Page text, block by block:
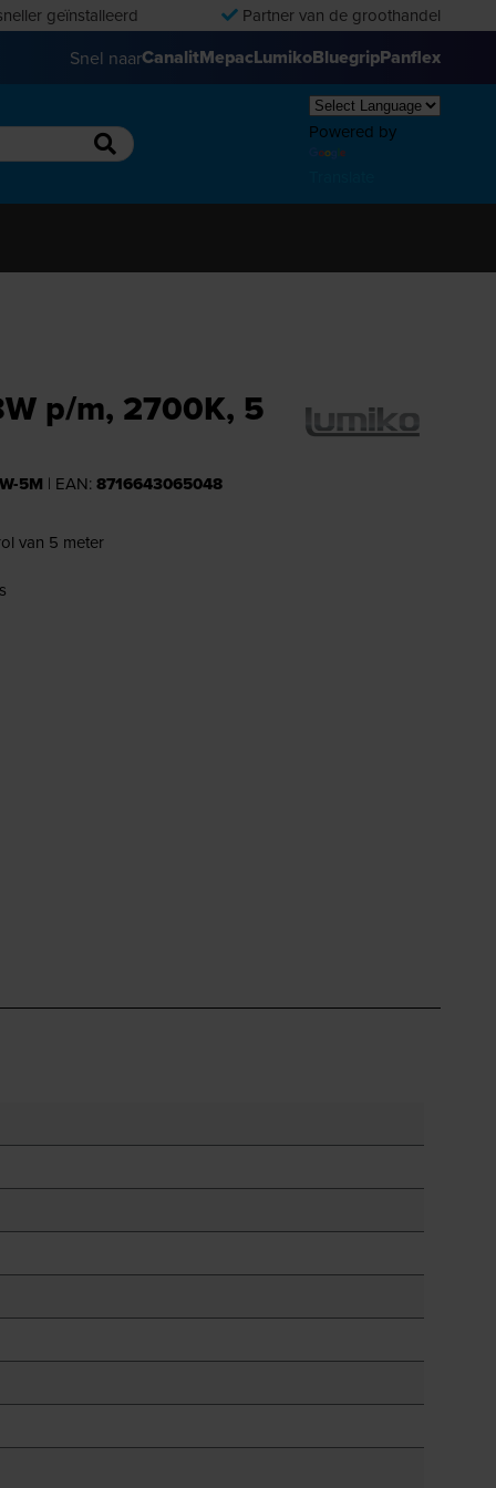
geïnstalleerd Partner van de groothandel
Snel naarCanalitMepacLumikoBluegripPanflex
Powered by
p/m, 2700K, 5
5M | EAN: 8716643065048
van 5 meter